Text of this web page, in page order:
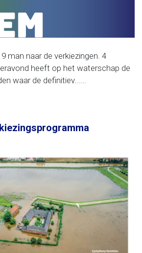
man naar de verkiezingen. 4
heeft op het waterschap de
waar de definitiev......